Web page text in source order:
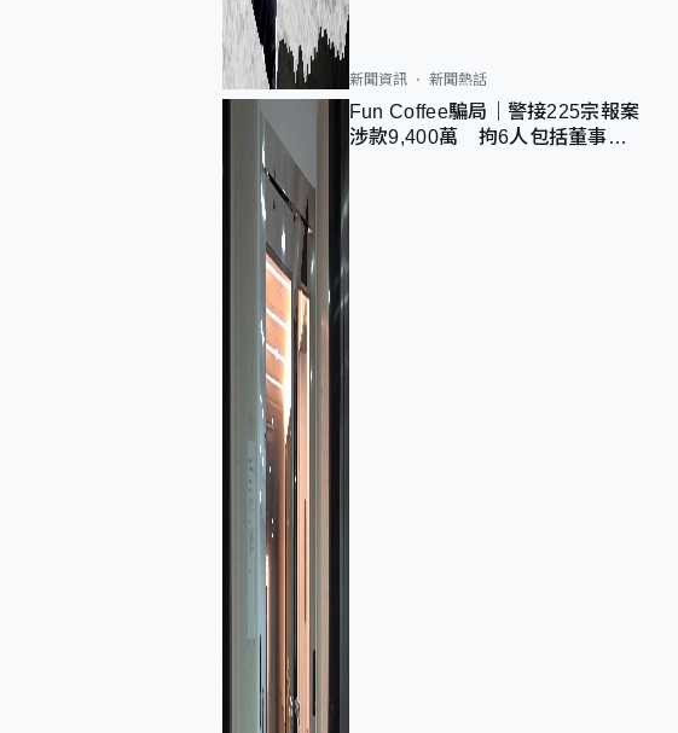
新聞資訊 新聞熱話
Fun Coffee騙局｜警接225宗報案
涉款9,400萬 拘6人包括董事股